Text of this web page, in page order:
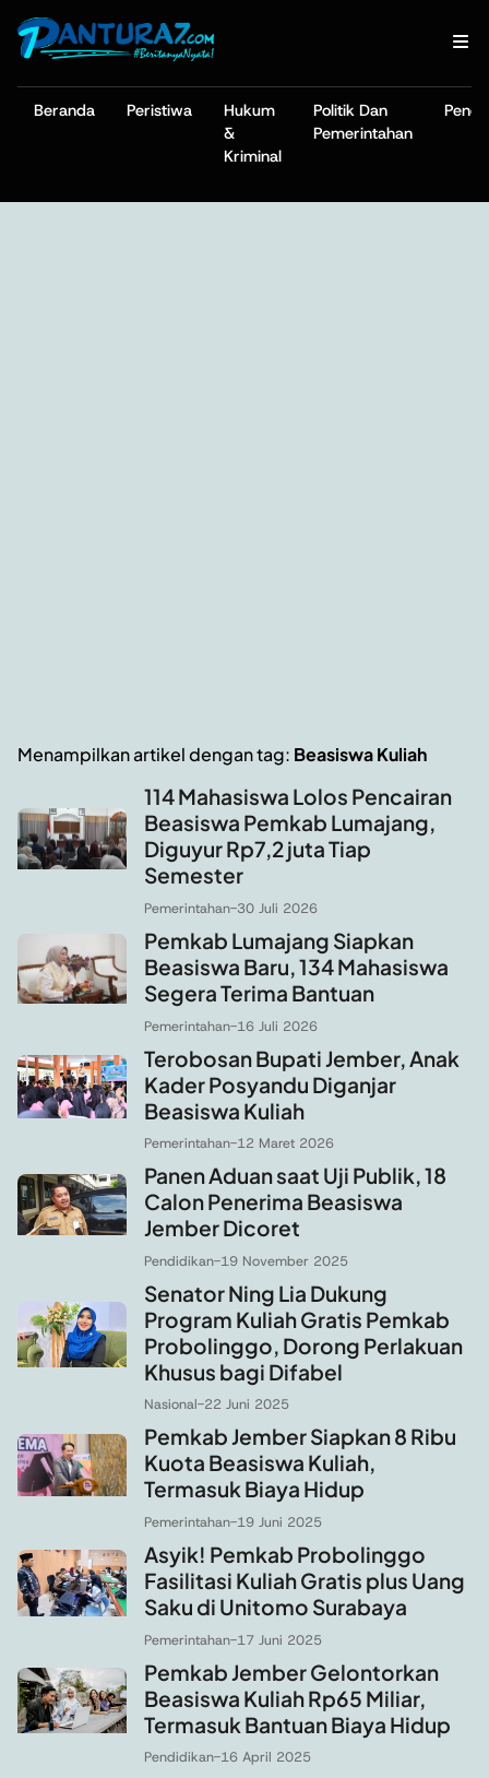
Beranda Peristiwa
Hukum
&
Kriminal
Politik Dan
Pemerintahan
Menampilkan artikel dengan tag: Beasiswa Kuliah
114 Mahasiswa Lolos Pencairan
Beasiswa Pemkab Lumajang,
Diguyur Rp7,2 juta Tiap
Semester
Pemerintahan-30 Juli 2026
Pemkab Lumajang Siapkan
Beasiswa Baru, 134 Mahasiswa
Segera Terima Bantuan
Pemerintahan-16 Juli 2026
Terobosan Bupati Jember, Anak
Kader Posyandu Diganjar
Beasiswa Kuliah
Pemerintahan-12 Maret 2026
Panen Aduan saat Uji Publik, 18
Calon Penerima Beasiswa
Jember Dicoret
Pendidikan-19 November 2025
Senator Ning Lia Dukung
Program Kuliah Gratis Pemkab
Probolinggo, Dorong Perlakuan
Khusus bagi Difabel
Nasional-22 Juni 2025
Pemkab Jember Siapkan 8 Ribu
Kuota Beasiswa Kuliah,
Termasuk Biaya Hidup
Pemerintahan-19 Juni 2025
Asyik! Pemkab Probolinggo
Fasilitasi Kuliah Gratis plus Uang
Saku di Unitomo Surabaya
Pemerintahan-17 Juni 2025
Pemkab Jember Gelontorkan
Beasiswa Kuliah Rp65 Miliar,
Termasuk Bantuan Biaya Hidup
Pendidikan-16 April 2025